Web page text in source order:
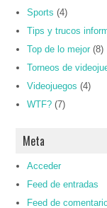
Sports (4)
Tips y trucos
Top de lo mejor (8)
Torneos de
Videojuegos (4)
WTF? (7)
Meta
Acceder
Feed de entradas
Feed de